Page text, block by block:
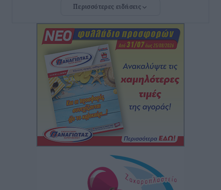
ανακοίνωσε ο Άδωνις Γεωργιάδης
Iατρικός Σύλλογος Ροδου προς Α. Γεωργιάδη:
Στρατηγικές Προτάσεις για την Ενίσχυση της
Δημόσιας Υγείας στη Νησιωτική Ελλάδα και στα
Νοσοκομεία της Γ΄ Ζώνης
Τοπικές Ειδήσεις πριν 12 ώρες
Πάνθηρες: Ξεκίνησαν αισιόδοξοι για την παρθενική
“πτήση” τους
Αθλητικά• πριν 12 ώρες
Άρης Αρχαγγέλου: Στο πλευρό του άτυχου Ιάκωβου
Περισσότερες ειδήσεις